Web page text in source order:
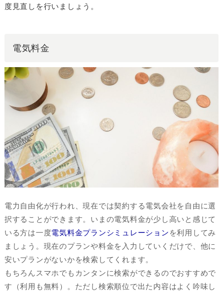
度見直しを行いましょう。
電気料金
電力自由化が行われ、現在では契約する電気会社を自由に選
択することができます。いまの電気料金が少し高いと感じて
いる方は一度電気料金プランシミュレーション を利用してみ
ましょう。現在のプランや料金を入力していくだけで、他に
安いプランがないかを検索してくれます。
もちろんスマホでもカンタンに検索ができるのでおすすめで
す（利用も無料）。ただし検索順位で出た内容はよく吟味し